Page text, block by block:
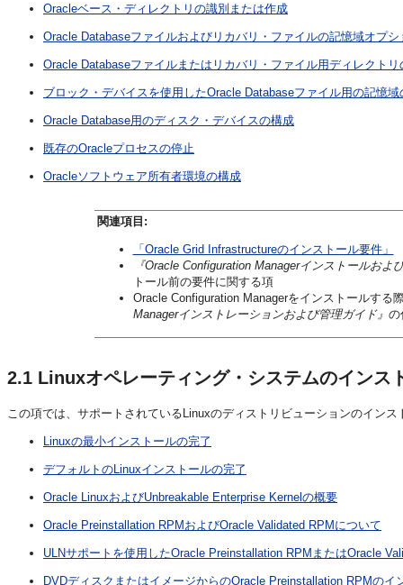
Oracleベース・ディレクトリの識別または作成
Oracle Databaseファイルおよびリカバリ・ファイルの記憶域オプシ
Oracle Databaseファイルまたはリカバリ・ファイル用ディレクトリ
ブロック・デバイスを使用したOracle Databaseファイル用の記憶域
Oracle Database用のディスク・デバイスの構成
既存のOracleプロセスの停止
Oracleソフトウェア所有者環境の構成
関連項目:
「Oracle Grid Infrastructureのインストール要件」
『Oracle Configuration Managerインストールおよ
トール前の要件に関する項
Oracle Configuration Managerをインストールする
Managerインストレーションおよび管理ガイド』 の
2.1 Linuxオペレーティング・システムのインス
この項では、サポートされているLinuxのディストリビューションのイン
Linuxの最小インストールの完了
デフォルトのLinuxインストールの完了
Oracle LinuxおよびUnbreakable Enterprise Kernelの概要
Oracle Preinstallation RPMおよびOracle Validated RPMについて
ULNサポートを使用したOracle Preinstallation RPMまたはOracle
DVDディスクまたはイメージからのOracle Preinstallation RPMのイ